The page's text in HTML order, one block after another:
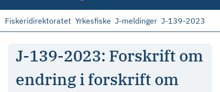
Fiskeridirektoratet Yrkesfiske J-meldinger J-139-2023
J-139-2023: Forskrift om
endring i forskrift om